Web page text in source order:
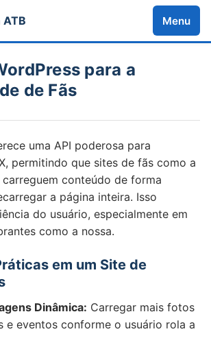
Menu
para a
de Fãs
uma API poderosa para
permitindo que sites de fãs como a
conteúdo de forma
a página inteira. Isso
do usuário, especialmente em
como a nossa.
em um Site de
Dinâmica: Carregar mais fotos
e eventos conforme o usuário rola a